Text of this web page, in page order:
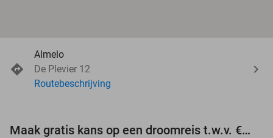
Almelo
De Plevier 12
Routebeschrijving
Maak gratis kans op een droomreis t.w.v. €3.000!